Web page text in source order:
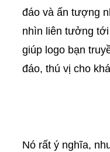
đáo và ấn tượng
nhìn liên tưởng
giúp logo bạn
đáo, thú vị cho
Nó rất ý nghĩa,